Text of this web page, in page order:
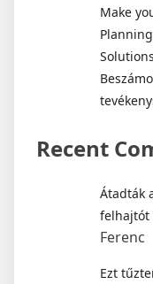
Make
Recent
Átadták
felhajtót
Ferenc
Ezt